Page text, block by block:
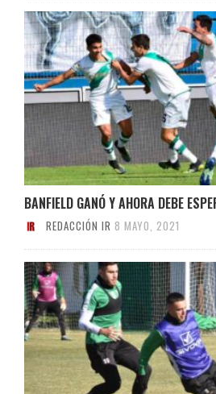
BANFIELD GANÓ Y AHORA DEBE
REDACCIÓN IR 8 MAYO, 2021